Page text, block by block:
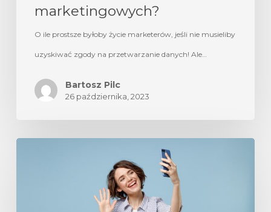
marketingowych?
O ile prostsze byłoby życie marketerów, jeśli nie musieliby
uzyskiwać zgody na przetwarzanie danych! Ale…
Bartosz Pilc
26 października, 2023